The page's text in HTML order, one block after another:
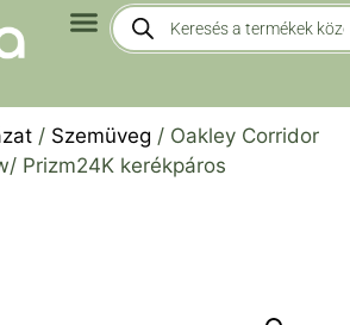
/ Szemüveg / Oakley Corridor
Prizm24K kerékpáros